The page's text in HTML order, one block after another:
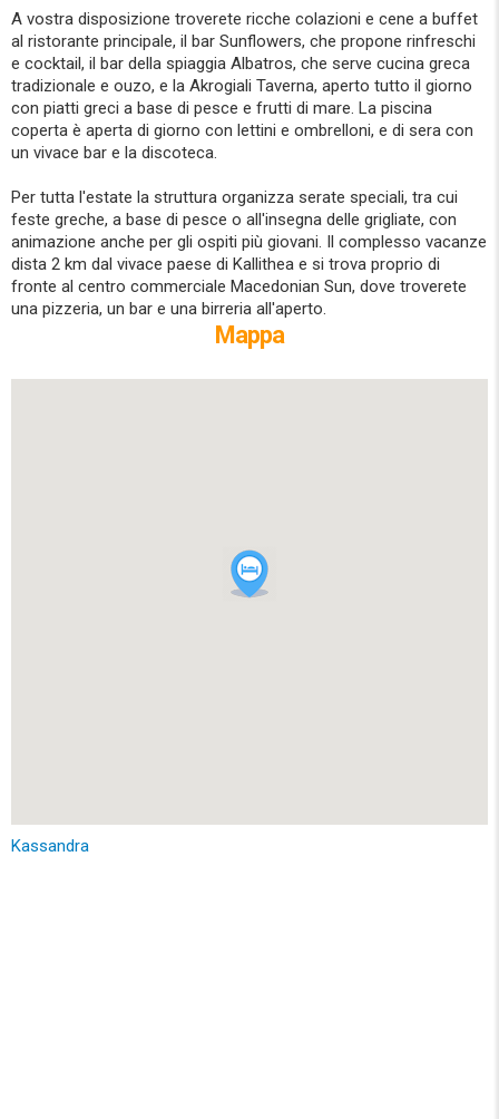
A vostra disposizione troverete ricche colazioni e cene a buffet
al ristorante principale, il bar Sunflowers, che propone rinfreschi
e cocktail, il bar della spiaggia Albatros, che serve cucina greca
tradizionale e ouzo, e la Akrogiali Taverna, aperto tutto il giorno
con piatti greci a base di pesce e frutti di mare. La piscina
coperta è aperta di giorno con lettini e ombrelloni, e di sera con
un vivace bar e la discoteca.
Per tutta l'estate la struttura organizza serate speciali, tra cui
feste greche, a base di pesce o all'insegna delle grigliate, con
animazione anche per gli ospiti più giovani. Il complesso vacanze
dista 2 km dal vivace paese di Kallithea e si trova proprio di
fronte al centro commerciale Macedonian Sun, dove troverete
una pizzeria, un bar e una birreria all'aperto.
Mappa
Kassandra